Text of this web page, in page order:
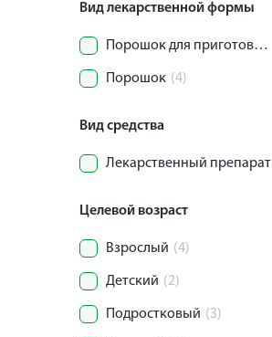
Вид лекарственной формы
Порошок для приготовления раствора
Порошок (4)
Вид средства
Лекарственный препарат
Целевой возраст
Взрослый (4)
Детский (2)
Подростковый (3)